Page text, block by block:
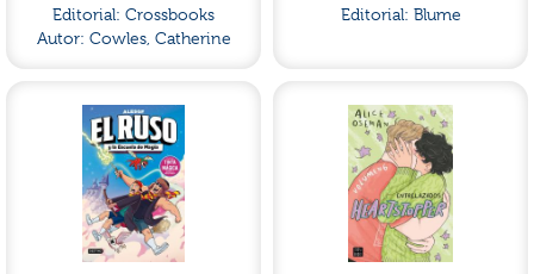
Editorial: Crossbooks
Autor: Cowles, Catherine
Editorial: Blume